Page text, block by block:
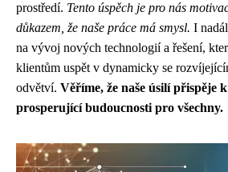
prostředí. Tento úspěch je pro nás
důkazem, že naše práce má smysl. I
na vývoj nových technologií a řešení,
klientům uspět v dynamicky se
odvětví. Věříme, že naše úsilí přispěje
prosperující budoucnosti pro všechny.